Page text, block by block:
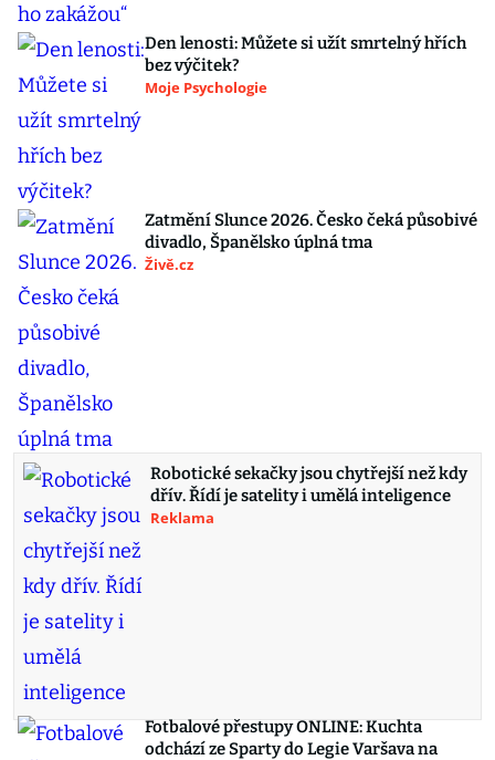
Den lenosti: Můžete si užít smrtelný hřích
bez výčitek?
Moje Psychologie
Zatmění Slunce 2026. Česko čeká působivé
divadlo, Španělsko úplná tma
Živě.cz
Robotické sekačky jsou chytřejší než kdy
dřív. Řídí je satelity i umělá inteligence
Reklama
Fotbalové přestupy ONLINE: Kuchta
odchází ze Sparty do Legie Varšava na